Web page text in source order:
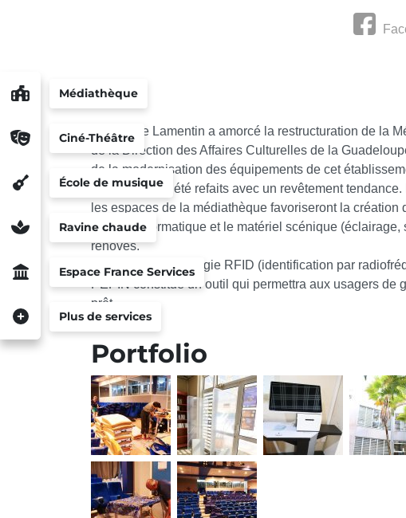
Médiathèque
Ciné-Théâtre
École de musique
Ravine chaude
Espace France Services
Plus de services
La ville de Lamentin a amorcé la restructuration de la
de la Direction des Affaires Culturelles de la
de la modernisation des équipements de cet
complètement été refaits avec un revêtement
les espaces de la médiathèque favoriseront la création
Le parc informatique et le matériel scénique
rénovés.
De plus, la technologie RFID (identification par
PEPIN constitue un outil qui permettra aux usagers de
prêt.
Portfolio